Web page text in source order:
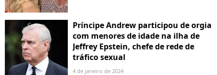
Príncipe Andrew participou de orgia
com menores de idade na ilha de
Jeffrey Epstein, chefe de rede de
tráfico sexual
4 de janeiro de 2024